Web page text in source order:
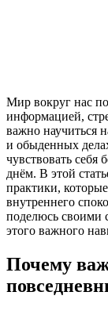
Мир вокруг нас
информацией,
важно научиться
и обыденных
чувствовать себя
днём. В этой
практики,
внутреннего
поделюсь своими
этого важного
Почему